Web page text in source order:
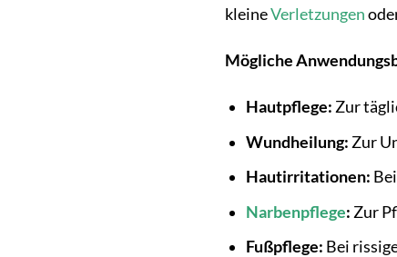
kleineVerletzungen
Mögliche
Hautpflege: Zur
Wundheilung: Zur
Hautirritationen:
Narbenpflege: Zur
Fußpflege: Bei